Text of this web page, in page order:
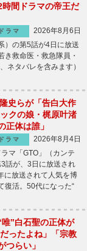
間ドラマの帝王だ
ドラマ
2026年8月6日
）の第5話が4日に放送
救命医・救急隊員・
ネタバレを含みます）
史らが「告白大作
クの娘・梶原叶渚
正体は誰」
ドラマ
2026年8月4日
マ「GTO」（カンテ
話が、3日に放送され
放送されて人気を博
復活。50代になった“
唯”白石聖の正体が
ったよね」「宗教
つらい」